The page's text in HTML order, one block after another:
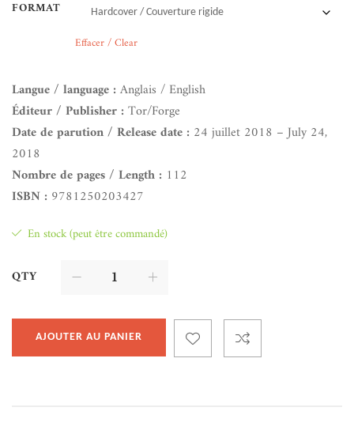
FORMAT
Effacer / Clear
Langue / language :Anglais / English
Éditeur / Publisher :Tor/Forge
Date de parution / Release date : 24 juillet 2018 – July 24,
2018
Nombre de pages / Length : 112
ISBN : 9781250203427
En stock (peut être commandé)
QTY
AJOUTER AU PANIER